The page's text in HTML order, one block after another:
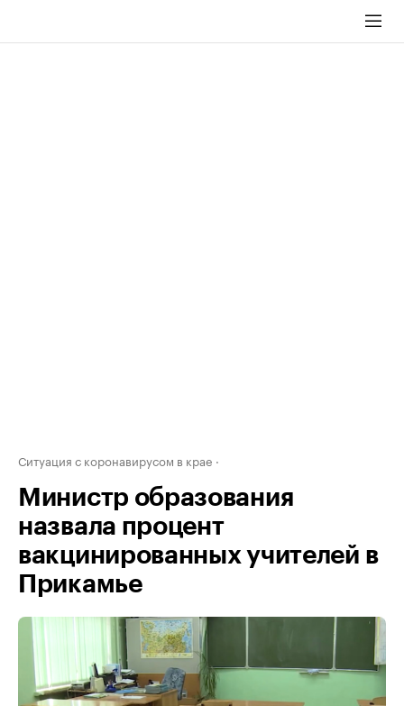
Ситуация с коронавирусом в крае
Министр образования
назвала процент
вакцинированных учителей в
Прикамье